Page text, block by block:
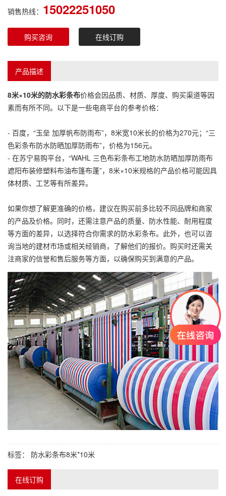
销售热线： 15022251050
购买咨询 在线订购
产品描述
8米×10米的防水彩条布价格会因品质、材质、厚度、购买渠道等因
素而有所不同。以下是一些电商平台的参考价格：
- 百度，“玉垒 加厚帆布防雨布”，8米宽10米长的价格为270元；“三
色彩条布防水防晒加厚防雨布”，价格为156元。
- 在苏宁易购平台，“WAHL 三色布彩条布工地防水防晒加厚防雨布
遮阳布装修塑料布油布篷布蓬”，8米×10米规格的产品价格可能因具
体材质、工艺等有所差异。
如果你想了解更准确的价格，建议在购买前多比较不同品牌和商家
的产品及价格。同时，还需注意产品的质量、防水性能、耐用程度
等方面的差异，以选择符合你需求的防水彩条布。此外，也可以咨
询当地的建材市场或相关经销商，了解他们的报价。购买时还需关
注商家的信誉和售后服务等方面，以确保购买到满意的产品。
标签： 防水彩条布8米*10米
在线订购